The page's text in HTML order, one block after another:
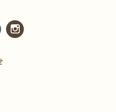
新規の飲食店のお客様へ 野菜リストについて